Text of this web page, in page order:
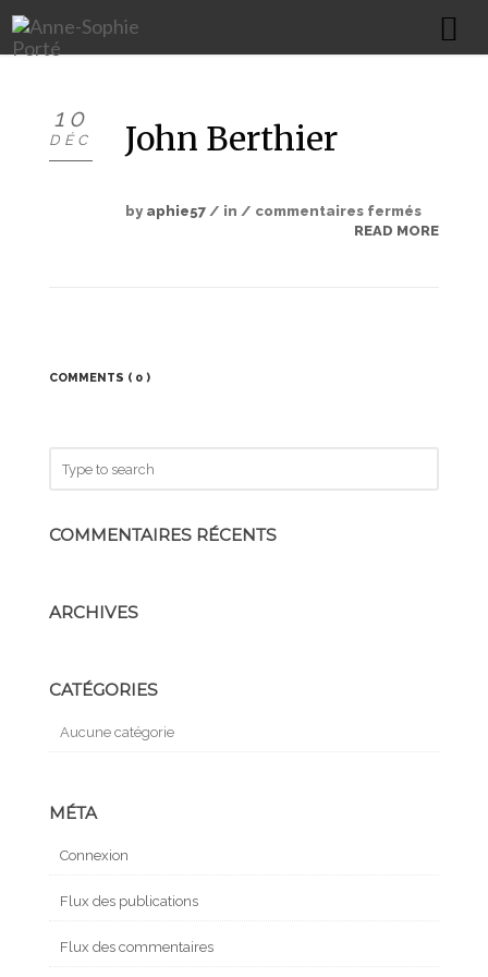
À PROPOS
PACKAGING / TEXTILE / GOODIES
10
DÉC John Berthier
by aphie57 / in / commentaires fermés
READ MORE
COMMENTS ( 0 )
COMMENTAIRES RÉCENTS
ARCHIVES
CATÉGORIES
Aucune catégorie
MÉTA
Connexion
Flux des publications
Flux des commentaires